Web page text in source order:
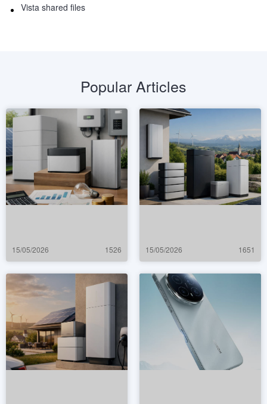
Vista shared files
Popular Articles
15/05/2026 1526 15/05/2026 1651